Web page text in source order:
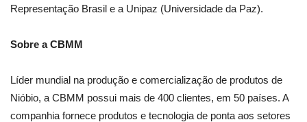
Representação Brasil e a Unipaz (Universidade da Paz).
Sobre a CBMM
Líder mundial na produção e comercialização de produtos de
Nióbio, a CBMM possui mais de 400 clientes, em 50 países. A
companhia fornece produtos e tecnologia de ponta aos setores